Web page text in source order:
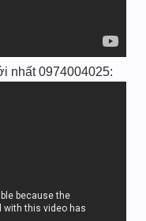
nhất 0974004025: